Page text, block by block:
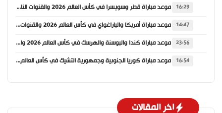
16:29 موعد مباراة قطر وسويسرا في كأس العالم 2026 والقنوات الناقلة
14:47 موعد مباراة أمريكا والباراغواي في كأس العالم 2026 والقنوات الناقلة
23:56 موعد مباراة كندا والبوسنة والهرسك في كأس العالم 2026 والقنوات الناقلة
16:54 موعد مباراة كوريا الجنوبية وجمهورية التشيك في كأس العالم 2026 والقنوات الناقلة
اخر المقالات